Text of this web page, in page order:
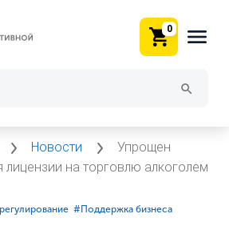
0
Новости
Упрощен
лицензии на торговлю алкоголем
#⁣Поддержка бизнеса